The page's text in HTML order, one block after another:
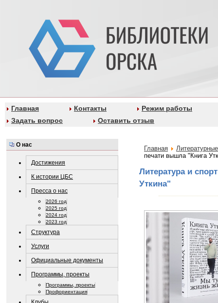
Главная Контакты
Режим работы
Задать вопрос
Оставить отзыв
О нас
Достижения
К истории ЦБС
Пресса о нас
2026 год
2025 год
2024 год
2023 год
Структура
Услуги
Официальные документы
Программы, проекты
Программы, проекты
Профориентация
Главная
печати вышла "Книга
Литература и
Уткина"